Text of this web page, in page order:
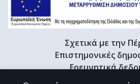
Σχετικά με την
Επιστημονικές
Ερευνητικά
Διδακτορικές διατριβές &